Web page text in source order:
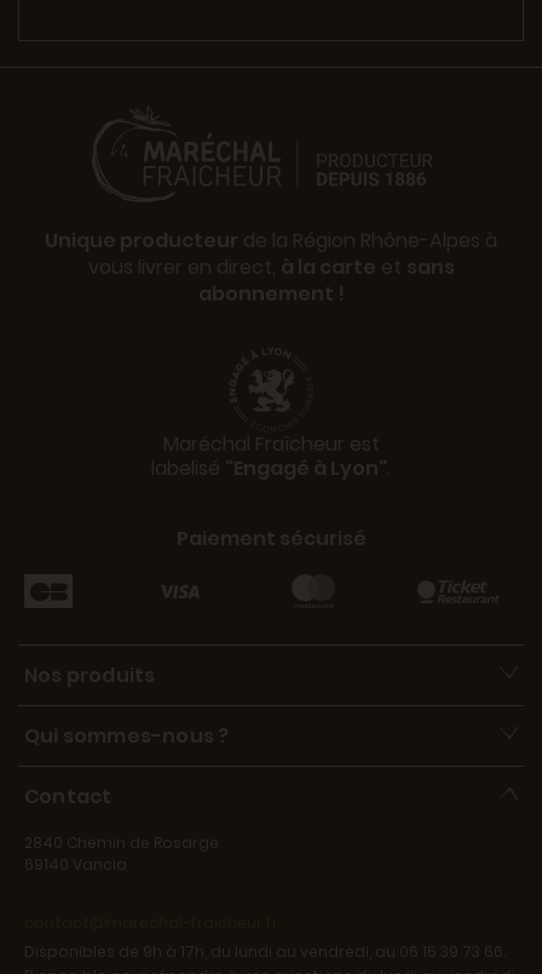
Unique producteur de la Région Rhône-Alpes à
vous livrer en direct, à la carte et sans
abonnement !
Maréchal Fraîcheur est
labelisé "Engagé à Lyon".
Paiement sécurisé
Nos produits
Qui sommes-nous ?
Contact
2840 Chemin de Rosarge
69140 Vancia
Disponibles de 9h à 17h, du lundi au vendredi, au 06 15 39 73 66.